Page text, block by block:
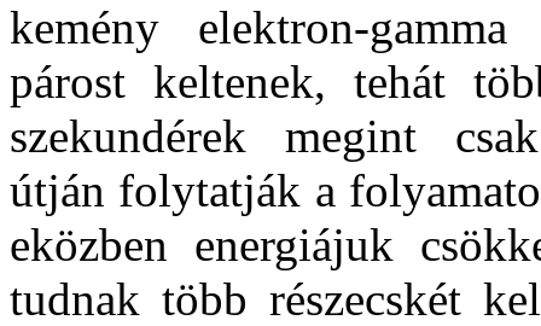
kemény elektron-
párost keltenek, tehát
szekundérek megint
útján folytatják a
eközben energiájuk
tudnak több részecskét